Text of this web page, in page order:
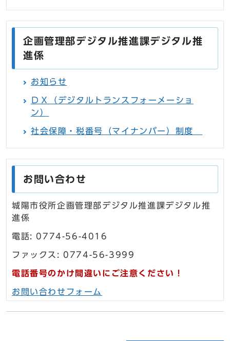
企画管理部デジタル推進課デジタル推
進係
お知らせ
ＤＸ（デジタルトランスフォーメーショ
ン）
社会保障・税番号（マイナンバー）制度
お問い合わせ
城陽市役所企画管理部デジタル推進課デジタル推
進係
電話: 0774-56-4016
ファックス: 0774-56-3999
電話番号のかけ間違いにご注意ください！
お問い合わせフォーム